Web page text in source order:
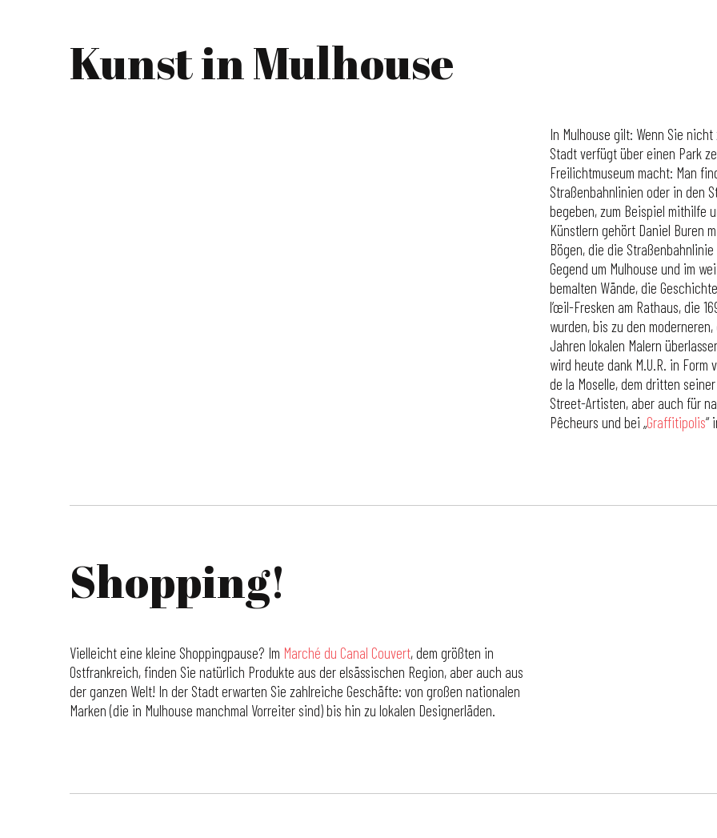
Kunst in Mulhouse
In Mulhouse gilt: Wenn Sie
Stadt verfügt über einen Park
Freilichtmuseum macht: Man
Straßenbahnlinien oder in den
begeben, zum Beispiel mithilfe
Künstlern gehört Daniel Buren
Bögen, die die
Gegend um Mulhouse und im
bemalten Wände, die
l’œil-Fresken am Rathaus, die
wurden, bis zu den
Jahren lokalen Malern
wird heute dank M.U.R. in
de la Moselle, dem dritten
Street-Artisten, aber auch für
Pêcheurs und bei „Graffitipolis“
Shopping!
Vielleicht eine kleine Shoppingpause? Im Marché du Canal Couvert, dem größten in
Ostfrankreich, finden Sie natürlich Produkte aus der elsässischen Region, aber auch aus
der ganzen Welt! In der Stadt erwarten Sie zahlreiche Geschäfte: von großen nationalen
Marken (die in Mulhouse manchmal Vorreiter sind) bis hin zu lokalen Designerläden.